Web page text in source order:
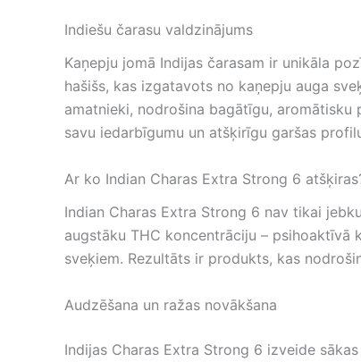
Indiešu čarasu valdzinājums
Kaņepju jomā Indijas čarasam ir unikāla
hašišs, kas izgatavots no kaņepju auga
amatnieki, nodrošina bagātīgu, aromātisku
savu iedarbīgumu un atšķirīgu garšas
Ar ko Indian Charas Extra Strong 6
Indian Charas Extra Strong 6 nav tikai
augstāku THC koncentrāciju –
sveķiem. Rezultāts ir produkts, kas
Audzēšana un ražas novākšana
Indijas Charas Extra Strong 6 izveide